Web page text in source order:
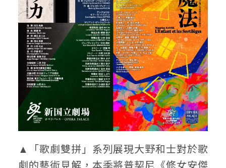
▲「歌劇雙拼」系列展現大野和士對於歌
劇的藝術見解，本季將普契尼《修女安傑